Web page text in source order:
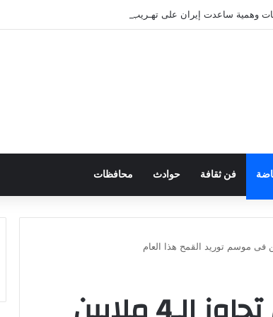
وهمية ساعدت إيران على تهـريب الأموال
فن ثقافة حوادث محافظات